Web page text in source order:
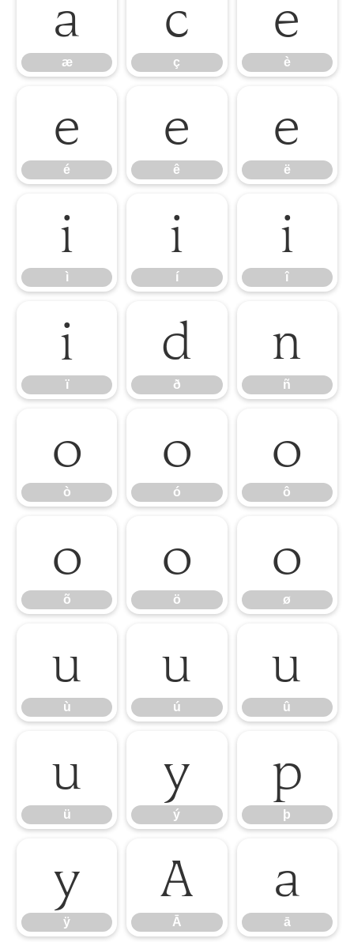
æ
æ
ç
ç
è
è
é
é
ê
ê
ë
ë
ì
ì
í
í
î
î
ï
ï
ð
ð
ñ
ñ
ò
ò
ó
ó
ô
ô
õ
õ
ö
ö
ø
ø
ù
ù
ú
ú
û
û
ü
ü
ý
ý
þ
þ
ÿ
ÿ
Ā
Ā
ā
ā